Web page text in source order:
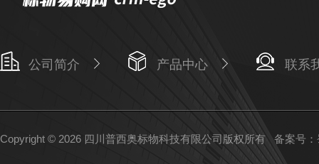
公司简介 产品中心 联系
Copyright © 2026 四川普西奥标物科技有限公司版权所有 备案号：